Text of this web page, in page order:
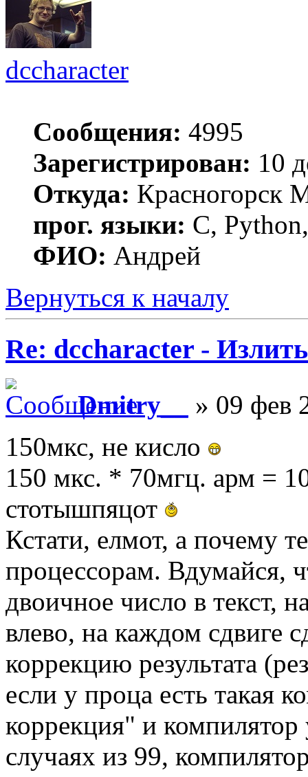
dccharacter
Сообщения: 4995
Зарегистрирован: 10
Откуда: Красногорск
прог. языки: C,
ФИО: Андрей
Вернуться к началу
Re: dccharacter -
Dmitry__
» 09 фев
150мкс, не кисло
150 мкс. * 70мгц. арм =
стотышпяцот
Кстати, елмот, а почему
процессорам. Вдумайся,
двоичное число в текст,
влево, на каждом сдвиге
коррекцию результата
если у проца есть такая
коррекция" и
случаях из 99,